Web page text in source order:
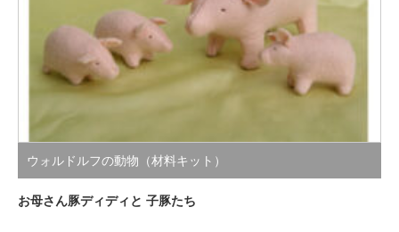
ウォルドルフの動物（材料キット）
お母さん豚ディディと 子豚たち